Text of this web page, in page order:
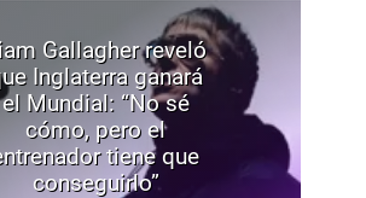
Gallagher reveló
Inglaterra ganará
el Mundial: “No sé
cómo, pero el
tiene que
conseguirlo”